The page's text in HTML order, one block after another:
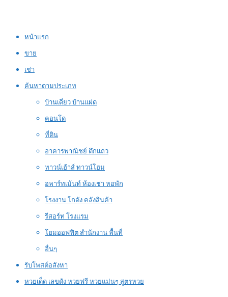
หน้าแรก
ขาย
เช่า
ค้นหาตามประเภท
บ้านเดี่ยว บ้านแฝด
คอนโด
ที่ดิน
อาคารพาณิชย์ ตึกแถว
ทาวน์เฮ้าส์ ทาวน์โฮม
อพาร์ทเม้นท์ ห้องเช่า หอพัก
โรงงาน โกดัง คลังสินค้า
รีสอร์ท โรงแรม
โฮมออฟฟิต สำนักงาน พื้นที่
อื่นๆ
รับโพสต์อสังหา
หวยเด็ด เลขดัง หวยฟรี หวยแม่นๆ สูตรหวย